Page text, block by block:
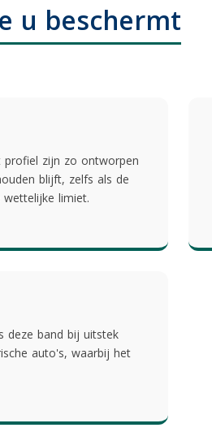
u beschermt
profiel zijn zo ontworpen
blijft, zelfs als de
limiet.
deze band bij uitstek
auto's, waarbij het